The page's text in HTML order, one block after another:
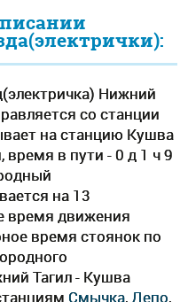
Нижний
со станции
на станцию Кушва
в пути - 0 д 1 ч 9
на 13
время движения
время стоянок по
Тагил - Кушва
Смычка, Депо,